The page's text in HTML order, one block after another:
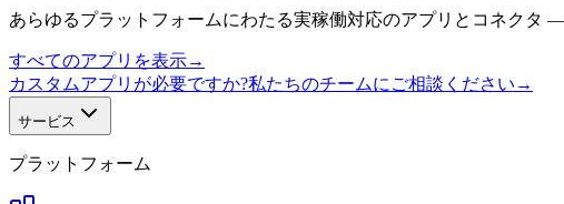
あらゆるプラットフォームにわたる実稼働対応のアプリとコネクタ
すべてのアプリを表示→
カスタムアプリが必要ですか?私たちのチームにご相談ください →
サービス
プラットフォーム